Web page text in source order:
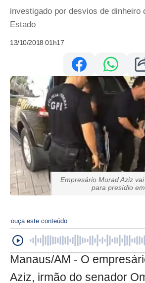
investigado por desvios de dinheiro
Estado
13/10/2018 01h17
Empresário Murad Aziz
para presídio
ouça este conteúdo
Manaus/AM - O
Aziz, irmão do senador